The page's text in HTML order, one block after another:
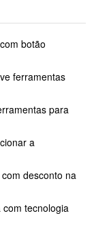
botão
ferramentas
para
a
desconto na
tecnologia